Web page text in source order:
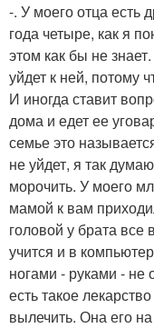
-. У моего отца есть
года четыре, как я
этом как бы не
уйдет к ней, потому
И иногда ставит
дома и едет ее
семье это
не уйдет, я так
морочить. У моего
мамой к вам
головой у брата все
учится и в
ногами - руками - не
есть такое
вылечить. Она его